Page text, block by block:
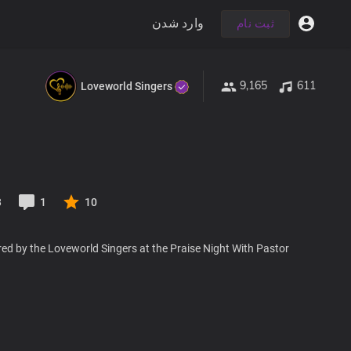
وارد شدن ثبت نام
Loveworld Singers 9,165 611
1 10
by the Loveworld Singers at the Praise Night With Pastor